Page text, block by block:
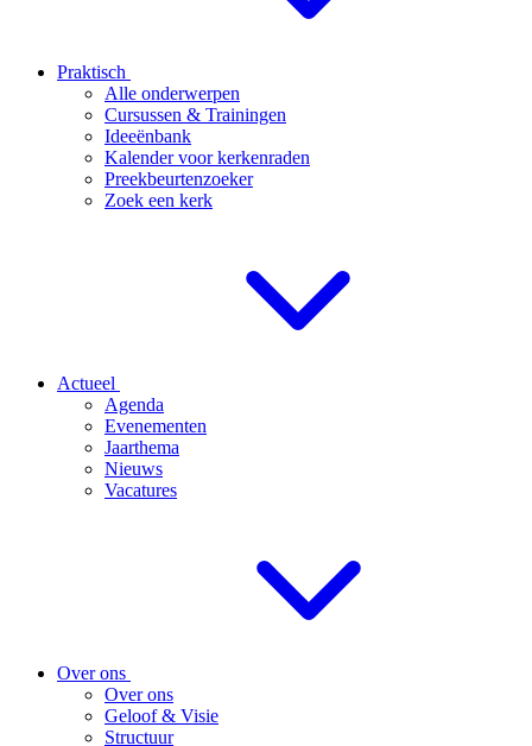
Praktisch
Alle onderwerpen
Cursussen & Trainingen
Ideeënbank
Kalender voor kerkenraden
Preekbeurtenzoeker
Zoek een kerk
Actueel
Agenda
Evenementen
Jaarthema
Nieuws
Vacatures
Over ons
Over ons
Geloof & Visie
Structuur